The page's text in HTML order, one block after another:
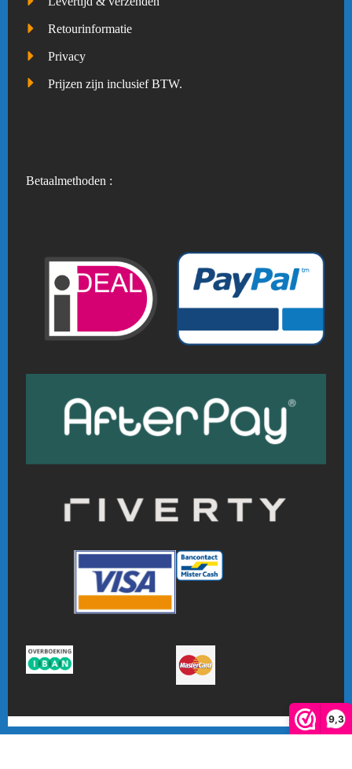
9,3
Retourinformatie
Privacy
Prijzen zijn inclusief BTW.
Betaalmethoden :